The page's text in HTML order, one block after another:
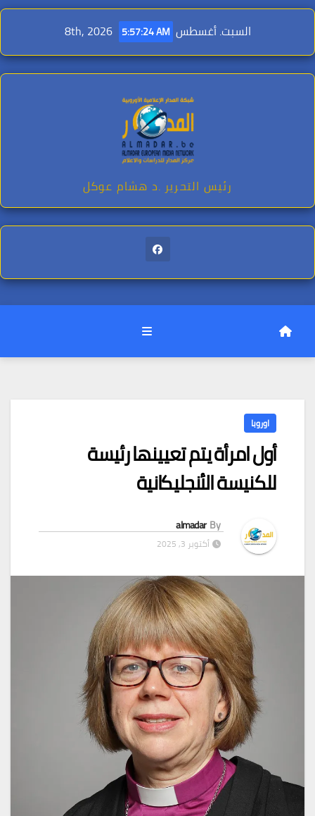
Skip
content
السبت. أغسطس 8th, 2026 5:57:26 AM
رئيس التحرير .د هشام عوكل
اوروبا
أول امرأة يتم تعيينها رئيسة
للكنيسة الأنجليكانية
By
almadar
أكتوبر 3, 2025